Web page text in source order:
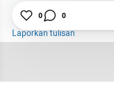
Budaya
Laporkan tulisan
0 0